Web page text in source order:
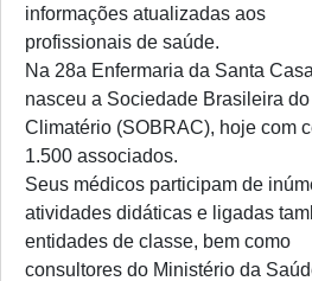
informações atualizadas aos
profissionais de saúde.
Na 28a Enfermaria da Santa Casa
nasceu a Sociedade Brasileira do
Climatério (SOBRAC), hoje com
1.500 associados.
Seus médicos participam de
atividades didáticas e ligadas
entidades de classe, bem como
consultores do Ministério da